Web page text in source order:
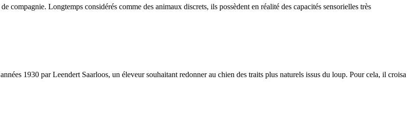
compagnie. Longtemps considérés comme des animaux discrets, ils possèdent en réalité des capacités sensorielles très
1930 par Leendert Saarloos, un éleveur souhaitant redonner au chien des traits plus naturels issus du loup. Pour cela, il croisa